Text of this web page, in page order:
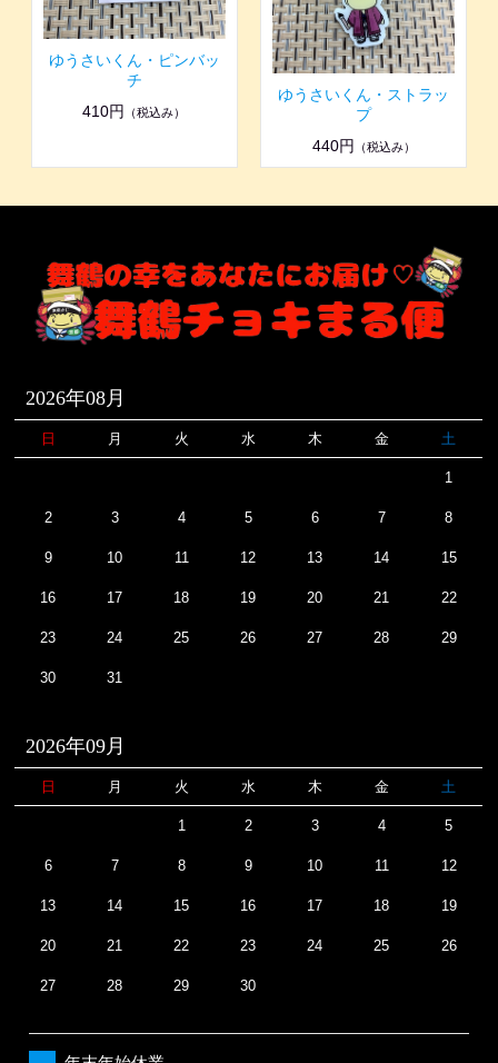
ゆうさいくん・ピンバッ
チ
410円
（税込み）
ゆうさいくん・ストラッ
プ
440円
（税込み）
2026年08月
日 月 火 水 木 金 土
1
2 3 4 5 6 7 8
9 10 11 12 13 14 15
16 17 18 19 20 21 22
23 24 25 26 27 28 29
30 31
2026年09月
日 月 火 水 木 金 土
1 2 3 4 5
6 7 8 9 10 11 12
13 14 15 16 17 18 19
20 21 22 23 24 25 26
27 28 29 30